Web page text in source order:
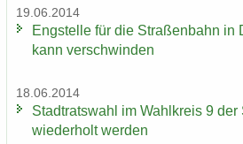
19.06.2014
Eng­stel­le für die Stra­ßen­bahn in
kann ver­schwin­den
18.06.2014
Stadt­rats­wahl im Wahl­kreis 9
wie­der­holt wer­den